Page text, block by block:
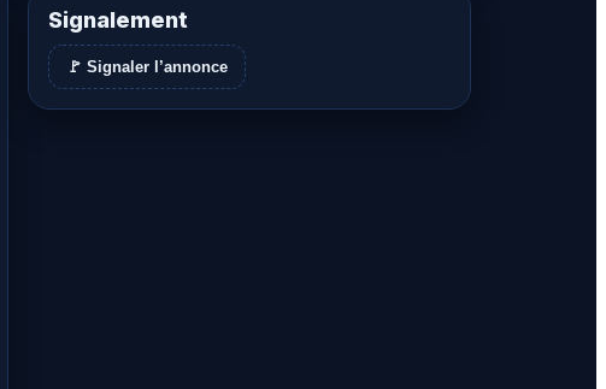
Signalement
🚩 Signaler l’annonce